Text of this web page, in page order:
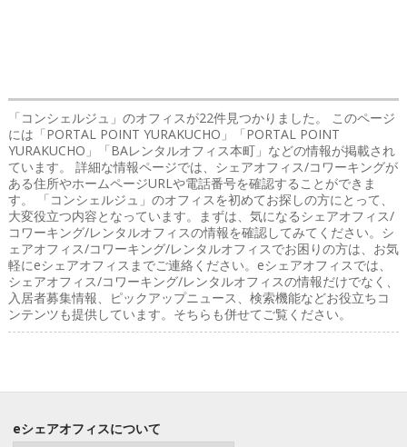
「コンシェルジュ」のオフィスが22件見つかりました。 このページ
には「PORTAL POINT YURAKUCHO」「PORTAL POINT
YURAKUCHO」「BAレンタルオフィス本町」などの情報が掲載され
ています。 詳細な情報ページでは、シェアオフィス/コワーキングが
ある住所やホームページURLや電話番号を確認することができま
す。 「コンシェルジュ」のオフィスを初めてお探しの方にとって、
大変役立つ内容となっています。まずは、気になるシェアオフィス/
コワーキング/レンタルオフィスの情報を確認してみてください。シ
ェアオフィス/コワーキング/レンタルオフィスでお困りの方は、お気
軽にeシェアオフィスまでご連絡ください。eシェアオフィスでは、
シェアオフィス/コワーキング/レンタルオフィスの情報だけでなく、
入居者募集情報、ピックアップニュース、検索機能などお役立ちコ
ンテンツも提供しています。そちらも併せてご覧ください。
eシェアオフィスについて